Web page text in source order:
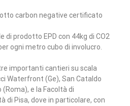
carbon negative certificato
di prodotto EPD con 44kg di CO2
ogni metro cubo di involucro.
importanti cantieri su scala
Waterfront (Ge), San Cataldo
e la Facoltà di
di Pisa, dove in particolare, con